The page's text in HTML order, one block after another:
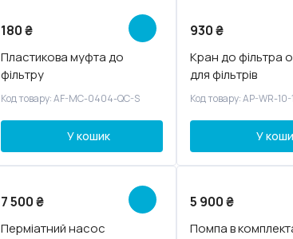
180₴
Пластикова муфта до
фільтру
Код товару: AF-MC-0404-QC-S
У кошик
930₴
Кран до фільтра
для фільтрів
Код товару: AP-WR-10-
У
7 500₴
Перміатний насос
5 900₴
Помпа в